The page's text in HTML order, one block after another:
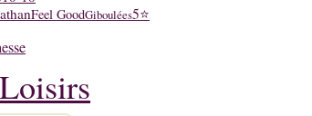
Feel GoodGiboulées5⭐